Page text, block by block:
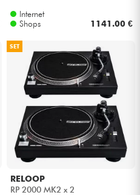
Internet
Shops
1141.00 €
SET
RELOOP
RP 2000 MK2 x 2